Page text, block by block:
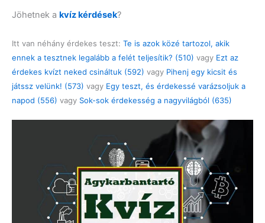
Jöhetnek a kvíz kérdések?
Itt van néhány érdekes teszt: Te is azok közé tartozol, akik
ennek a tesztnek legalább a felét teljesítik? (510) vagy Ezt az
érdekes kvízt neked csináltuk (592) vagy Pihenj egy kicsit és
játssz velünk! (573) vagy Egy teszt, és érdekessé varázsoljuk a
napod (556) vagy Sok-sok érdekesség a nagyvilágból (635)